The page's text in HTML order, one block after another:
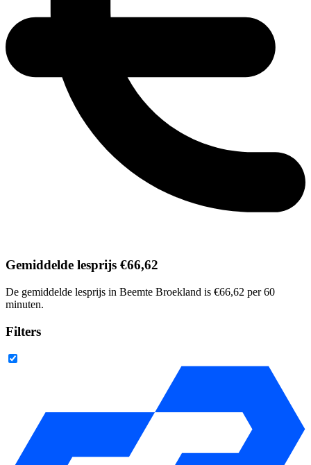
Gemiddelde lesprijs €66,62
De gemiddelde lesprijs in Beemte Broekland is €66,62 per 60
minuten.
Filters